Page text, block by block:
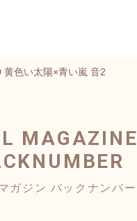
黄色い太陽×青い嵐 音2
MAGAZINE
ガジン バックナンバー